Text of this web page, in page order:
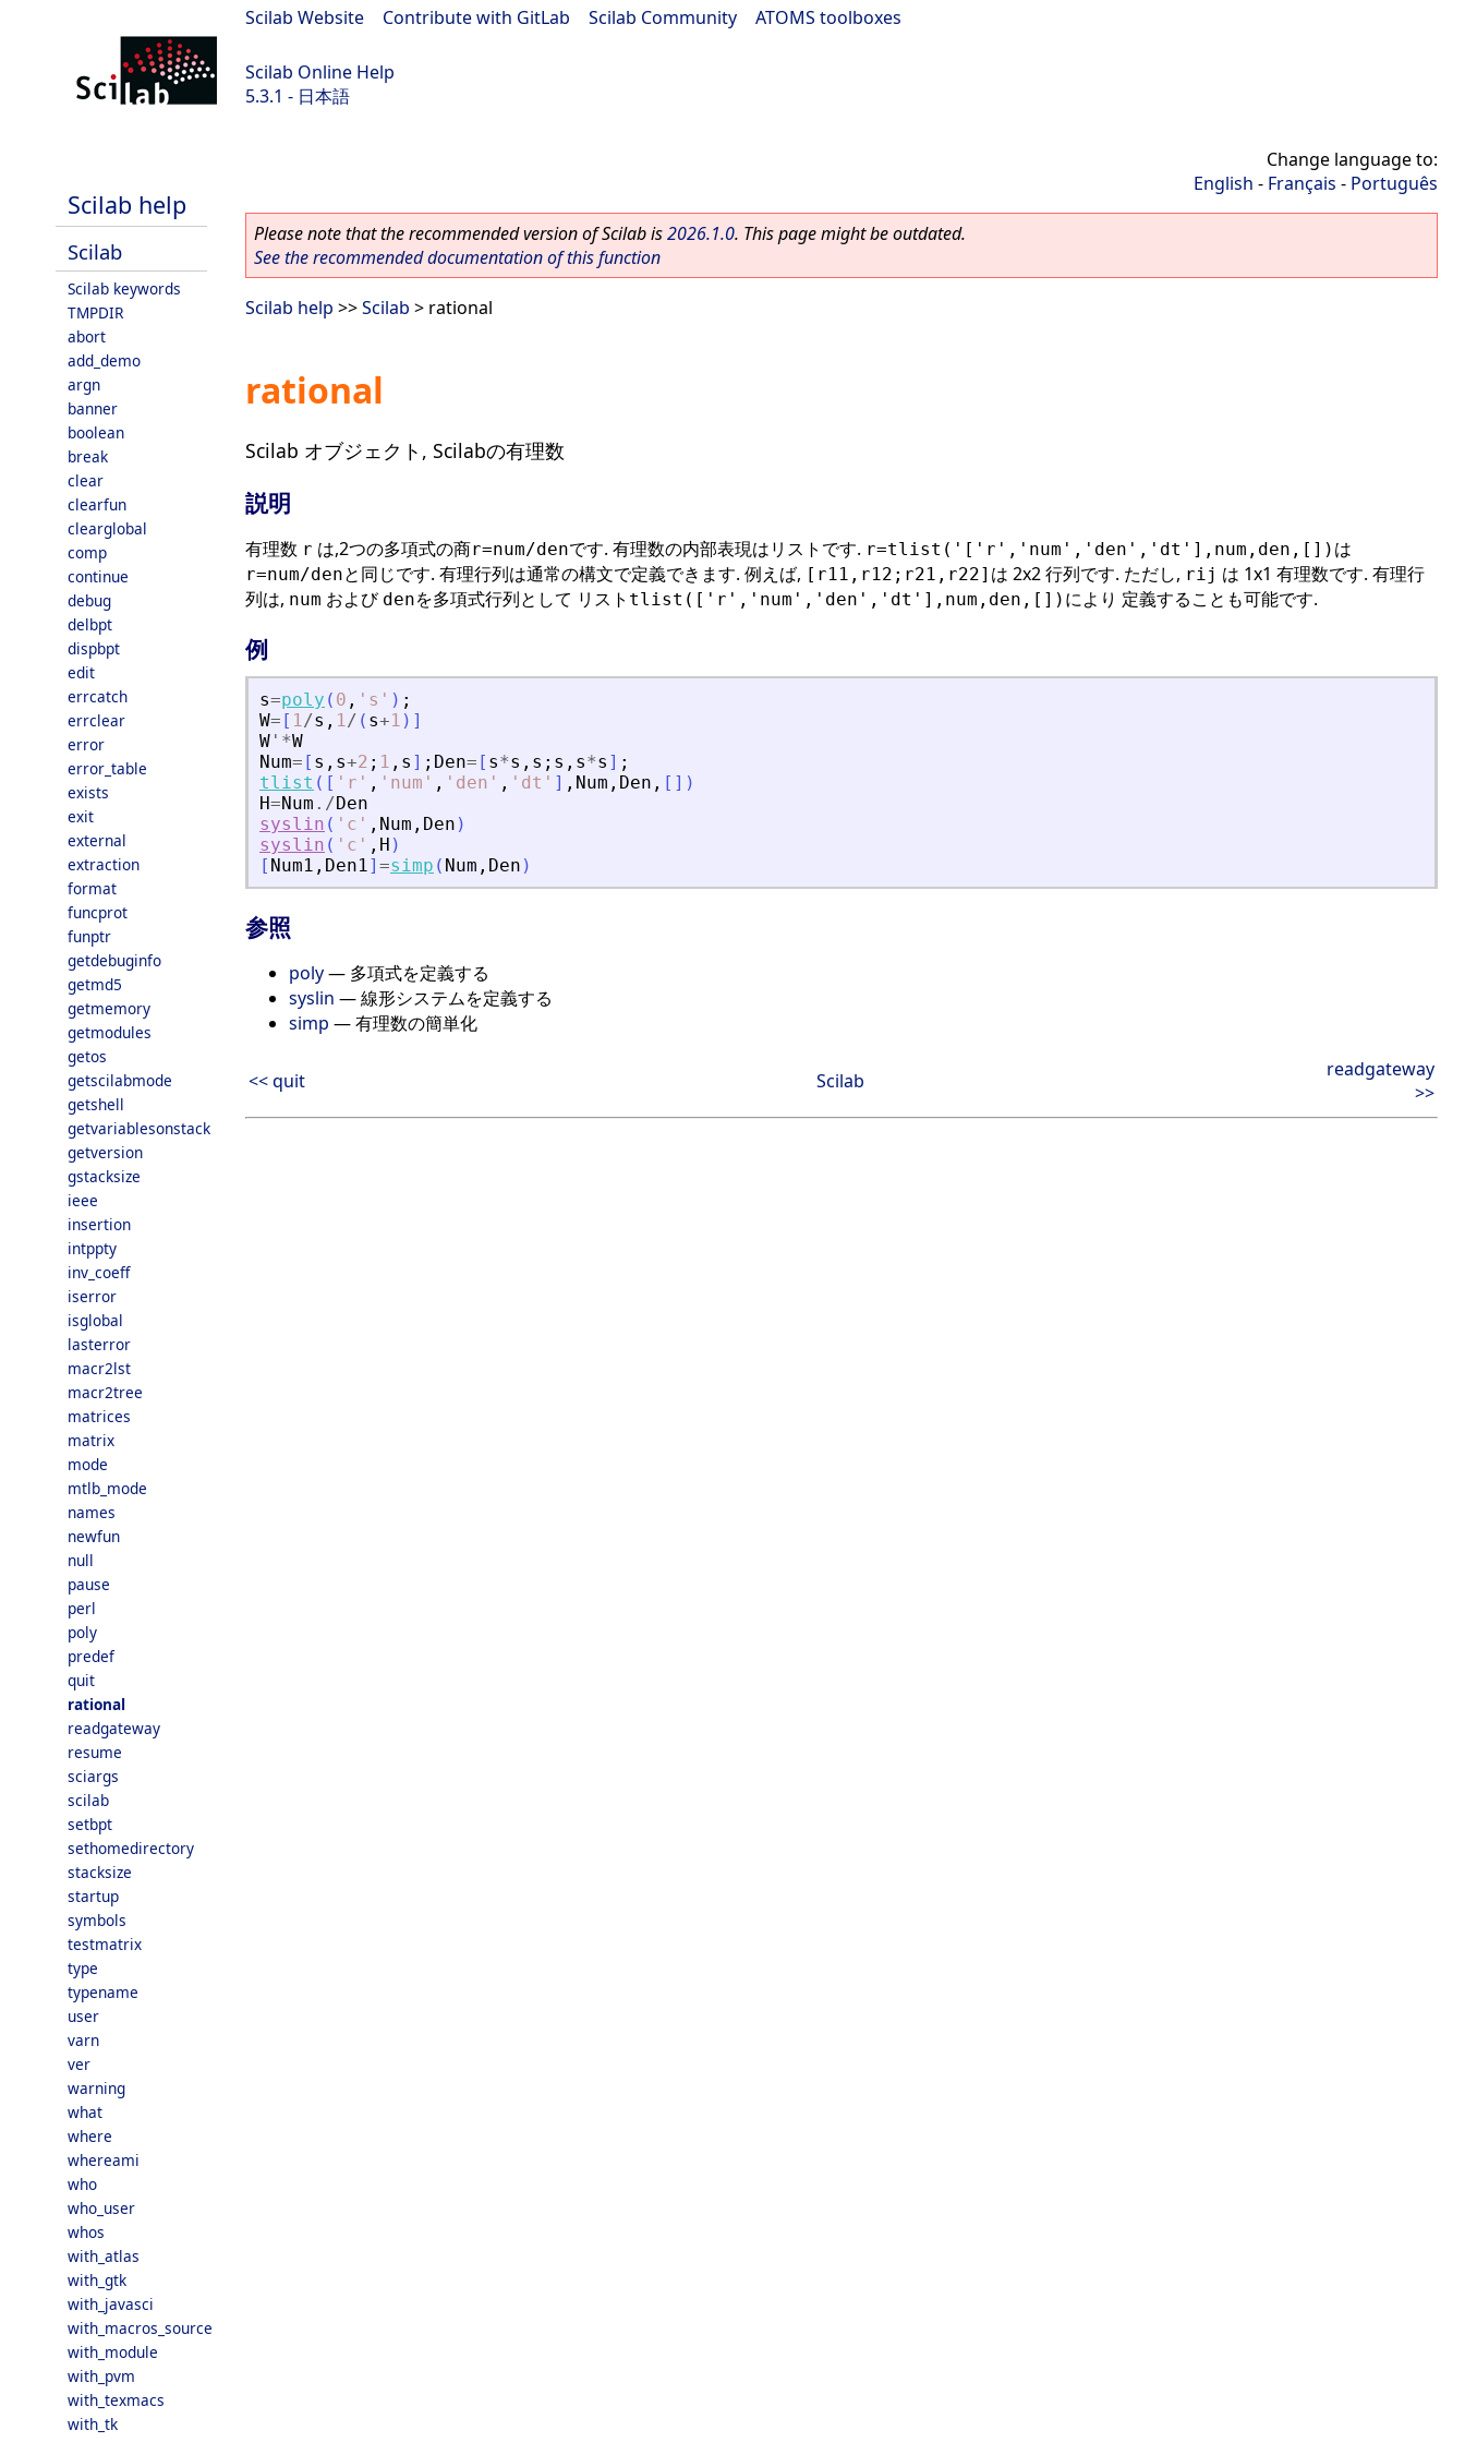
Scilab Website Contribute with GitLab Scilab Community ATOMS toolboxes
Scilab Online Help
5.3.1 - 日本語
Scilab help
Scilab
Scilab keywords
TMPDIR
abort
add_demo
argn
banner
boolean
break
clear
clearfun
clearglobal
comp
continue
debug
delbpt
dispbpt
edit
errcatch
errclear
error
error_table
exists
exit
external
extraction
format
funcprot
funptr
getdebuginfo
getmd5
getmemory
getmodules
getos
getscilabmode
getshell
getvariablesonstack
getversion
gstacksize
ieee
insertion
intppty
inv_coeff
iserror
isglobal
lasterror
macr2lst
macr2tree
matrices
matrix
mode
mtlb_mode
names
newfun
null
pause
perl
poly
predef
quit
rational
readgateway
resume
sciargs
scilab
setbpt
sethomedirectory
stacksize
startup
symbols
testmatrix
type
typename
user
varn
ver
warning
what
where
whereami
who
who_user
whos
with_atlas
with_gtk
with_javasci
with_macros_source
with_module
with_pvm
with_texmacs
with_tk
Change language to:
English - Français - Português
Please note that the recommended version of Scilab is2026.1.0. This page might be outdated.
See the recommended documentation of this function
Scilab help >>Scilab > rational
rational
Scilab オブジェクト, Scilabの有理数
説明
有理数 r は,2つの多項式の商r=num/denです. 有理数の内部表現はリストです. r=tlist('['r','num','den','dt'],num,den,[]) は
r=num/denと同じです. 有理行列は通常の構文で定義できます. 例えば, [r11,r12;r21,r22] は 2x2 行列です. ただし, rij は 1x1 有理数です. 有理行
列は, num および denを多項式行列として リスト tlist(['r','num','den','dt'],num,den,[]) により 定義することも可能です.
例
s=poly ( 0 , ' s ' ) ;
W= [ 1/s , 1/ ( s+1 ) ]
W ' *W
Num= [ s , s+2 ; 1 , s ] ; Den= [ s*s , s ; s , s*s ] ;
tlist ( [ ' r ' , ' num ' , ' den ' , ' dt ' ] , Num , Den , [ ] )
H=Num ./Den
syslin ( ' c ' , Num , Den )
syslin ( ' c ' , H )
[ Num1 , Den1] =simp ( Num , Den )
参照
poly— 多項式を定義する
syslin — 線形システムを定義する
simp — 有理数の簡単化
<< quit Scilab
readgateway
>>